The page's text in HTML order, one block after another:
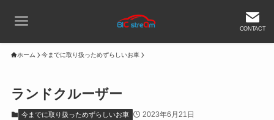
CONTACT
ホーム 今までに取り扱っためずらしいお車
ランドクルーザー
今までに取り扱っためずらしいお車 2023年6月21日